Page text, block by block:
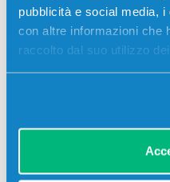
pubblicità e social media,
con altre informazioni che
raccolto dal suo utilizzo
-5%
Toner originale
NERO